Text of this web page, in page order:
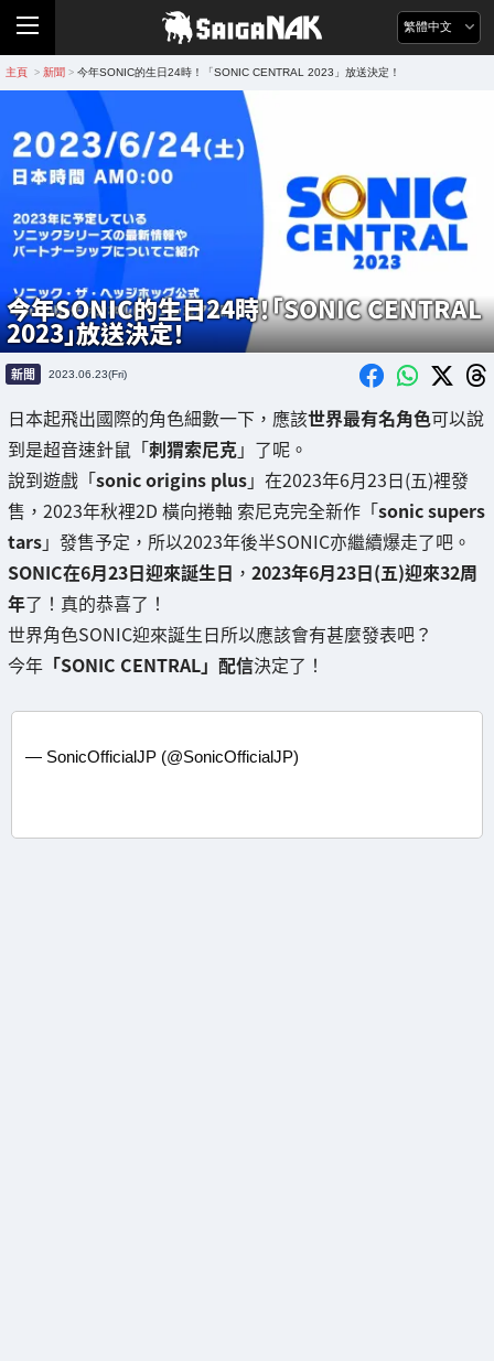
繁體中文
主頁 > 新聞 > 今年SONIC的生日24時！「SONIC CENTRAL 2023」放送決定！
今年SONIC的生日24時！「SONIC CENTRAL
2023」放送決定！
新聞 2023.06.23(Fri)
日本起飛出國際的角色細數一下，應該世界最有名角色可以說
到是超音速針鼠「刺猬索尼克」了呢。
說到遊戲「sonic origins plus」在2023年6月23日(五)裡發
售，2023年秋裡2D 橫向捲軸 索尼克完全新作「sonic supers
tars」發售予定，所以2023年後半SONIC亦繼續爆走了吧。
SONIC在6月23日迎來誕生日 ， 2023年6月23日(五)迎來32周
年了！真的恭喜了！
世界角色SONIC迎來誕生日所以應該會有甚麼發表吧？
今年 「SONIC CENTRAL」配信決定了！
— SonicOfficialJP (@SonicOfficialJP)